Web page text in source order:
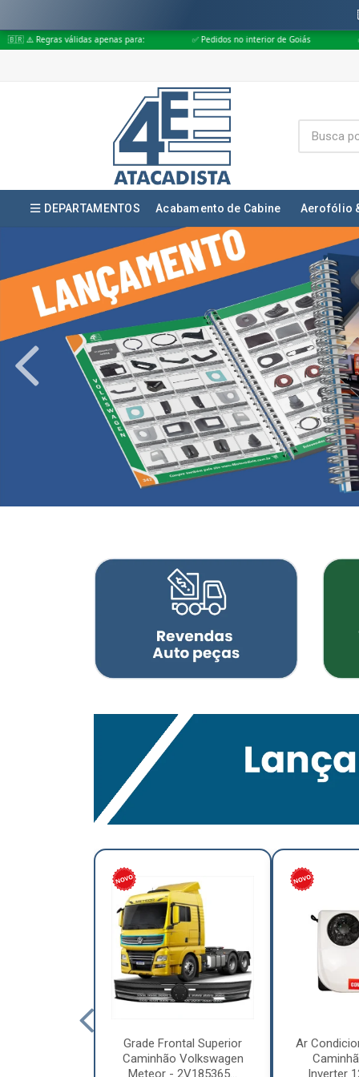
para: ✅ Pedidos no interior de Goiás ✅ Pedidos aprovados até às
DEPARTAMENTOS Acabamento de Cabine Aerofólio
Grade Frontal Superior
Caminhão Volkswagen
Meteor - 2V185365...
Ar
Inverter